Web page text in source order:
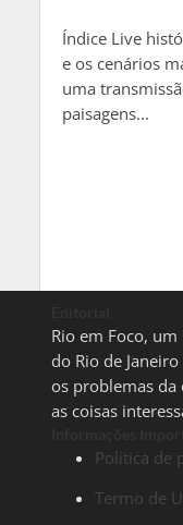
Índice Live
e os cenários
uma
paisagens...
Rio em Foco,
do Rio de
os problemas da
as coisas
Política de
Termo de